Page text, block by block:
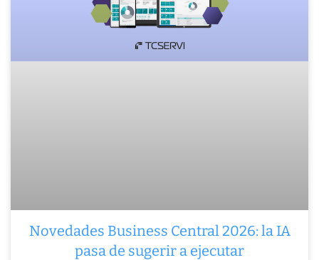
Novedades Business Central 2026: la IA
pasa de sugerir a ejecutar